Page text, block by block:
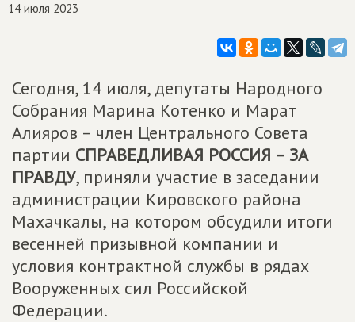
14 июля 2023
Сегодня, 14 июля, депутаты Народного
Собрания Марина Котенко и Марат
Алияров – член Центрального Совета
партии СПРАВЕДЛИВАЯ РОССИЯ – ЗА
ПРАВДУ, приняли участие в заседании
администрации Кировского района
Махачкалы, на котором обсудили итоги
весенней призывной компании и
условия контрактной службы в рядах
Вооруженных сил Российской
Федерации.